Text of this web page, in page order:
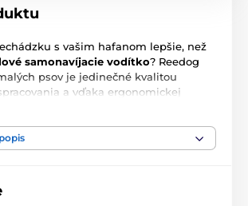
s vašim hafanom lepšie, než
samonavíjacie vodítko? Reedog
psov je jedinečné kvalitou
a vďaka ergonomickej
tlačidlom zaistíte
je od českej značky! Pre psy s